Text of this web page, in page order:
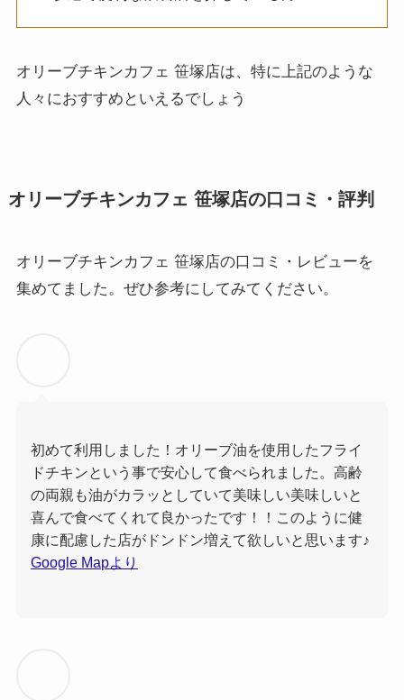
オリーブチキンカフェ 笹塚店は、特に上記のような
人々におすすめといえるでしょう
オリーブチキンカフェ 笹塚店の口コミ・評判
オリーブチキンカフェ 笹塚店の口コミ・レビューを
集めてました。ぜひ参考にしてみてください。
初めて利用しました！オリーブ油を使用したフライ
ドチキンという事で安心して食べられました。高齢
の両親も油がカラッとしていて美味しい美味しいと
喜んで食べてくれて良かったです！！このように健
康に配慮した店がドンドン増えて欲しいと思います♪
Google Mapより